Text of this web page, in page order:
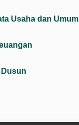
Usaha dan Umum